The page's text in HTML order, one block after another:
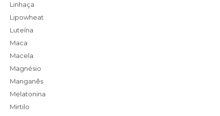
Linhaça
Lipowheat
Luteína
Maca
Macela
Magnésio
Manganês
Melatonina
Mirtilo